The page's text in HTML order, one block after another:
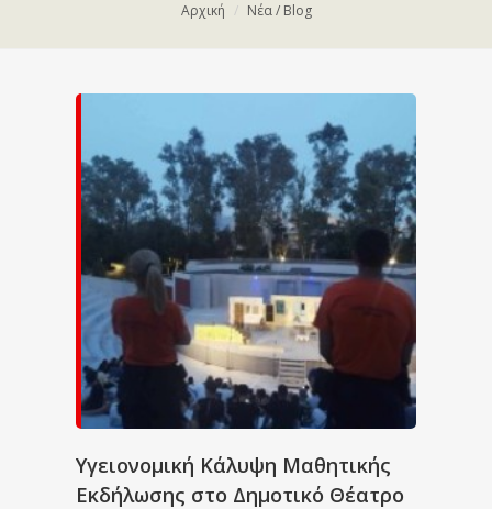
Αρχική Νέα / Blog
Υγειονομική Κάλυψη Μαθητικής
Εκδήλωσης στο Δημοτικό Θέατρο